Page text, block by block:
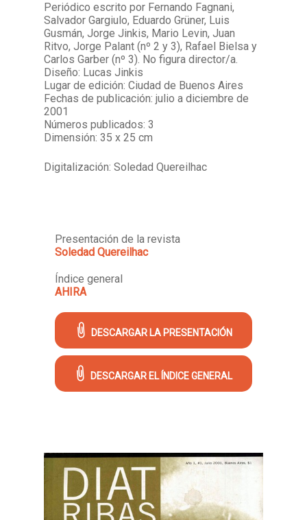
Periódico escrito por Fernando Fagnani,
Salvador Gargiulo, Eduardo Grüner, Luis
Gusmán, Jorge Jinkis, Mario Levin, Juan
Ritvo, Jorge Palant (nº 2 y 3), Rafael Bielsa y
Carlos Garber (nº 3). No figura director/a.
Diseño: Lucas Jinkis
Lugar de edición: Ciudad de Buenos Aires
Fechas de publicación: julio a diciembre de
2001
Números publicados: 3
Dimensión: 35 x 25 cm
Digitalización: Soledad Quereilhac
Presentación de la revista
Soledad Quereilhac
Índice general
AHIRA
DESCARGAR LA PRESENTACIÓN
DESCARGAR EL ÍNDICE GENERAL